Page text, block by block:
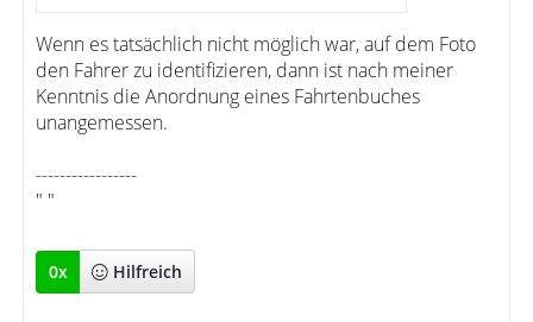
Wenn es tatsächlich nicht möglich war, auf dem Foto
den Fahrer zu identifizieren, dann ist nach meiner
Kenntnis die Anordnung eines Fahrtenbuches
unangemessen.
-----------------
" "
0x Hilfreich